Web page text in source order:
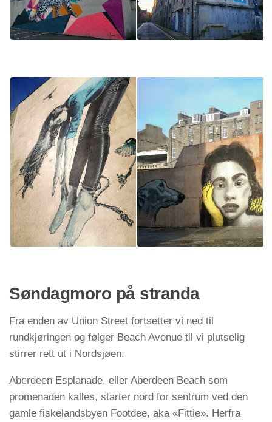
Søndagmoro på stranda
Fra enden av Union Street fortsetter vi ned til
rundkjøringen og følger Beach Avenue til vi plutselig
stirrer rett ut i Nordsjøen.
Aberdeen Esplanade, eller Aberdeen Beach som
promenaden kalles, starter nord for sentrum ved den
gamle fiskelandsbyen Footdee, aka «Fittie». Herfra